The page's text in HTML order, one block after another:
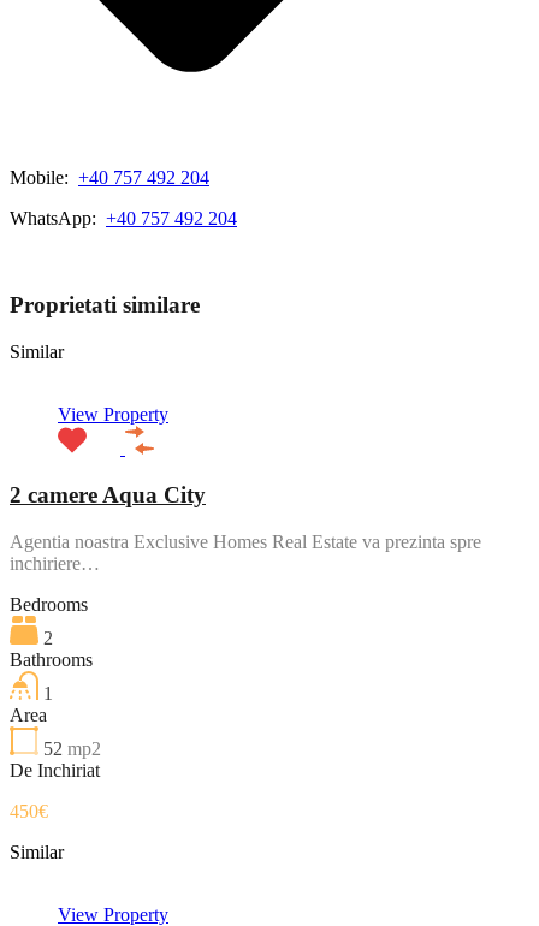
Mobile: +40 757 492 204
WhatsApp: +40 757 492 204
Proprietati similare
Similar
View Property
2 camere Aqua City
Agentia noastra Exclusive Homes Real Estate va prezinta spre
inchiriere…
Bedrooms
2
Bathrooms
1
Area
52 mp2
De Inchiriat
450€
Similar
View Property